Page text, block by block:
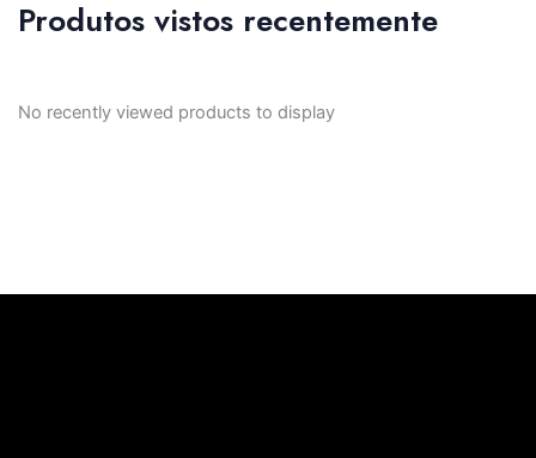
Produtos vistos recentemente
No recently viewed products to display